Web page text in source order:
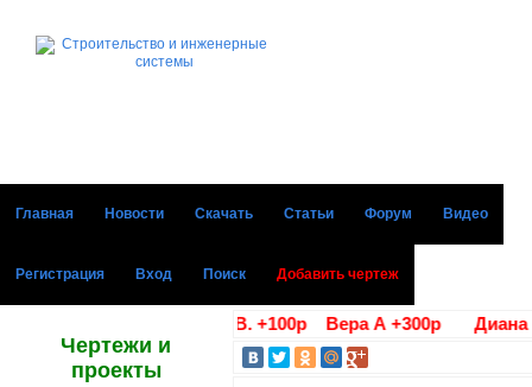
Главная Новости Скачать Статьи Форум Видео
Регистрация Вход Поиск Добавить чертеж
Чертежи и
проекты
благодарности Алла В. +100р Вера А +300р Диана